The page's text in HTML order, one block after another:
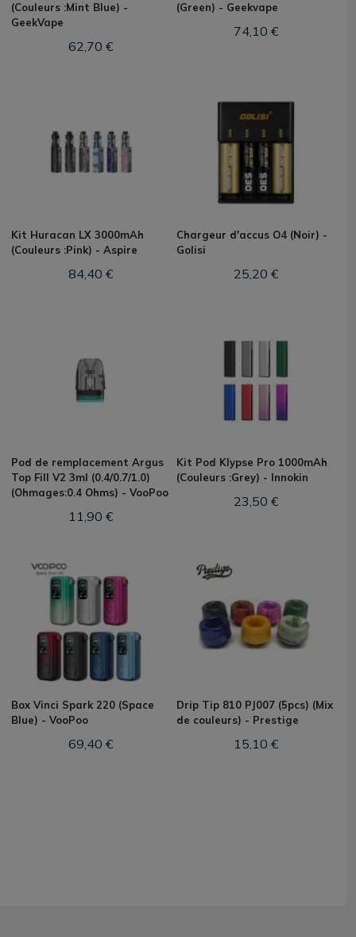
(Couleurs :Mint Blue) -
GeekVape
62,70 €
(Green) - Geekvape
74,10 €
Kit Huracan LX 3000mAh
(Couleurs :Pink) - Aspire
84,40 €
Chargeur d'accus O4 (Noir) -
Golisi
25,20 €
Pod de remplacement Argus
Top Fill V2 3ml (0.4/0.7/1.0)
(Ohmages:0.4 Ohms) - VooPoo
11,90 €
Kit Pod Klypse Pro 1000mAh
(Couleurs :Grey) - Innokin
23,50 €
Box Vinci Spark 220 (Space
Blue) - VooPoo
69,40 €
Drip Tip 810 PJ007 (5pcs) (Mix
de couleurs) - Prestige
15,10 €